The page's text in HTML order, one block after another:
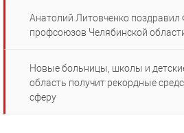
Анатолий Литовченко
профсоюзов Челябинской
Новые больницы, школы и
область получит рекордные
сферу